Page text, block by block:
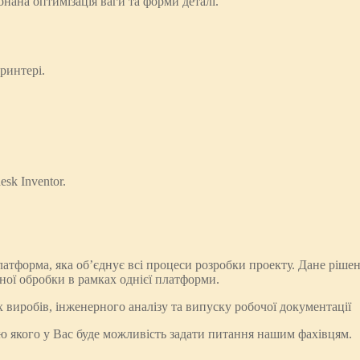
Inventor.
яка об’єднує всі процеси розробки проекту. Дане
обробки в рамках однієї платформи.
інженерного аналізу та випуску робочої документації
у Вас буде можливість задати питання нашим фахівцям.